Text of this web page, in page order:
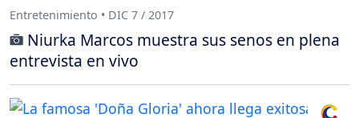
Entretenimiento • DIC 7 / 2017
Niurka Marcos muestra sus senos en plena
entrevista en vivo